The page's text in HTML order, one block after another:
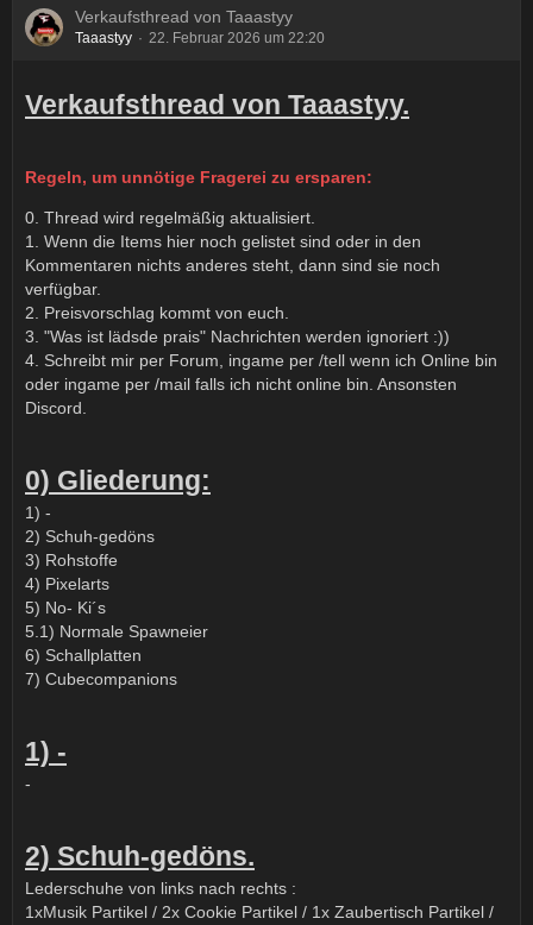
Verkaufsthread von Taaastyy
Taaastyy 22. Februar 2026 um 22:20
Verkaufsthread von Taaastyy.
Regeln, um unnötige Fragerei zu ersparen:
0. Thread wird regelmäßig aktualisiert.
1. Wenn die Items hier noch gelistet sind oder in den
Kommentaren nichts anderes steht, dann sind sie noch
verfügbar.
2. Preisvorschlag kommt von euch.
3. "Was ist lädsde prais" Nachrichten werden ignoriert :))
4. Schreibt mir per Forum, ingame per /tell wenn ich Online bin
oder ingame per /mail falls ich nicht online bin. Ansonsten
Discord.
0) Gliederung:
1) -
2) Schuh-gedöns
3) Rohstoffe
4) Pixelarts
5) No- Ki´s
5.1) Normale Spawneier
6) Schallplatten
7) Cubecompanions
1) -
-
2) Schuh-gedöns.
Lederschuhe von links nach rechts :
1xMusik Partikel / 2x Cookie Partikel / 1x Zaubertisch Partikel /